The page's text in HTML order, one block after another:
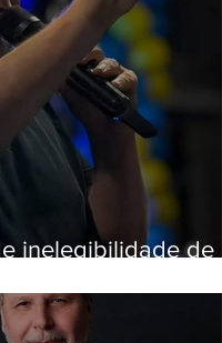
inelegibilidade de